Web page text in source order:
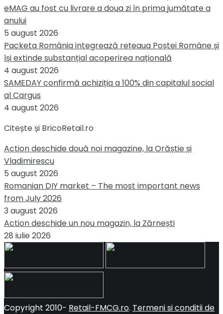
eMAG au fost cu livrare a doua zi în prima jumătate a
anului
5 august 2026
Packeta România integrează rețeaua Poștei Române și
își extinde substanțial acoperirea națională
4 august 2026
SAMEDAY confirmă achiziția a 100% din capitalul social
al Cargus
4 august 2026
Citește și BricoRetail.ro
Action deschide două noi magazine, la Orăștie și
Vladimirescu
5 august 2026
Romanian DIY market – The most important news
from July 2026
3 august 2026
Action deschide un nou magazin, la Zărnești
28 iulie 2026
Copyright 2010- Retail-FMCG.ro. Termeni si conditii de